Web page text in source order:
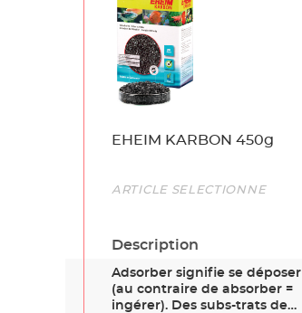
Name
EHEIM KARBON 450g
Link
ARTICLE SÉLECTIONNÉ
Description
Adsorber signifie se déposer
(au contraire de absorber =
ingérer). Des subs-trats de…